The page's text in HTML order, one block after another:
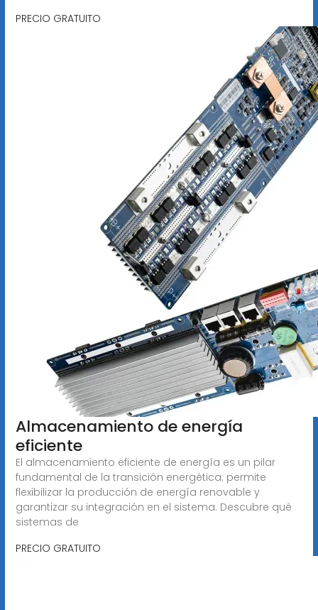
PRECIO GRATUITO
Almacenamiento de energía
eficiente
El almacenamiento eficiente de energía es un pilar
fundamental de la transición energética: permite
flexibilizar la producción de energía renovable y
garantizar su integración en el sistema. Descubre qué
sistemas de
PRECIO GRATUITO